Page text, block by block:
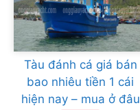
Tàu đánh cá giá bán
bao nhiêu tiền 1 cái
hiện nay – mua ở đâu